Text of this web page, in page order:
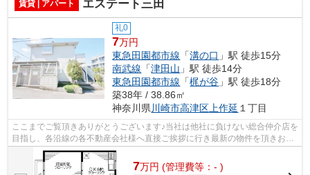
賃貸 | アパート エステート三田
礼0
7万円
東急田園都市線 「溝の口 」駅 徒歩15分
南武線 「津田山 」駅 徒歩14分
東急田園都市線 「梶が谷 」駅 徒歩18分
築38年 / 38.86㎡
神奈川県 川崎市高津区 上作延 １丁目
ここまでご覧頂きありがとうございます♪当社は他社に負けない総合仲介店を
目指し、各沿線の各不動産会社様へ直接ご挨拶に行き最新の物件を頂きお客
様へ提供しております！最新の情報は...
7万円 (管理費等：- )